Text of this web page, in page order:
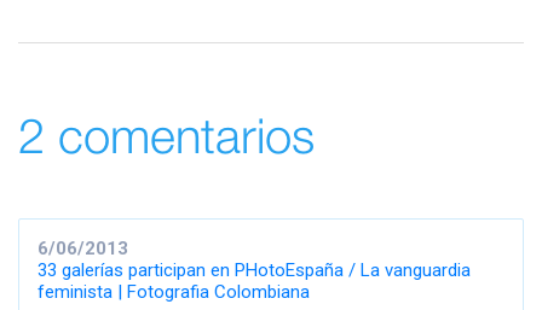
2 comentarios
6/06/2013
33 galerías participan en PHotoEspaña / La vanguardia
feminista | Fotografia Colombiana